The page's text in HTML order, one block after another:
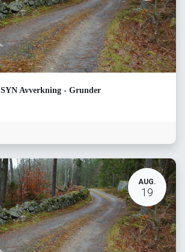
SYN Avverkning - Grunder
AUG.
19